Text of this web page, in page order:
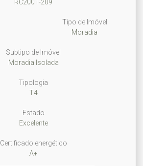
RC2001-209
Tipo de Imóvel
Moradia
Subtipo de Imóvel
Moradia Isolada
Tipologia
T4
Estado
Excelente
Certificado energético
A+